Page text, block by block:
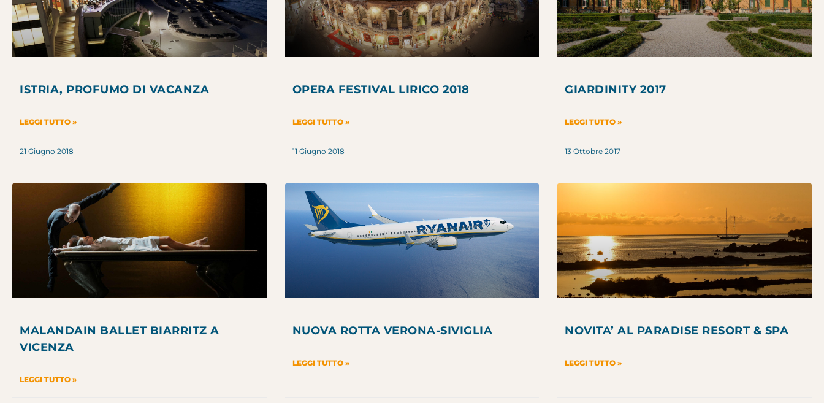
ISTRIA, PROFUMO DI VACANZA
LEGGI TUTTO »
21 Giugno 2018
OPERA FESTIVAL LIRICO 2018
LEGGI TUTTO »
11 Giugno 2018
GIARDINITY 2017
LEGGI TUTTO »
13 Ottobre 2017
MALANDAIN BALLET BIARRITZ A
VICENZA
LEGGI TUTTO »
NUOVA ROTTA VERONA-SIVIGLIA
LEGGI TUTTO »
NOVITA’ AL PARADISE RESORT & SPA
LEGGI TUTTO »